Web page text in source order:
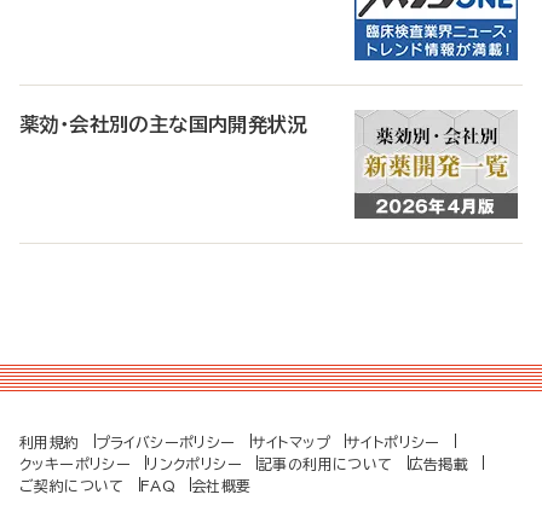
薬効・会社別の主な国内開発状況
利用規約 プライバシーポリシー サイトマップ
サイトポリシー
クッキーポリシー
リンクポリシー 記事の利用について
広告掲載
ご契約について
FAQ 会社概要